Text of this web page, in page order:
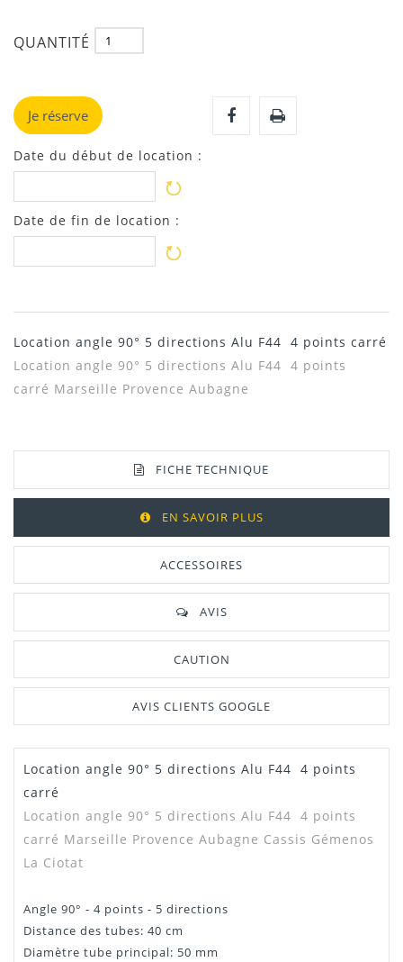
QUANTITÉ
Je réserve
Date du début de location :
Date de fin de location :
Location angle 90° 5 directions Alu F44 4 points carré
Location angle 90° 5 directions Alu F44 4 points
carré Marseille Provence Aubagne
FICHE TECHNIQUE
EN SAVOIR PLUS
ACCESSOIRES
AVIS
CAUTION
AVIS CLIENTS GOOGLE
Dispo 8
Location angle 90° 5 directions Alu F44 4 points
carré
Location angle 90° 5 directions Alu F44 4 points
carré Marseille Provence Aubagne Cassis Gémenos
La Ciotat
Angle 90° - 4 points - 5 directions
Distance des tubes: 40 cm
Diamètre tube principal: 50 mm